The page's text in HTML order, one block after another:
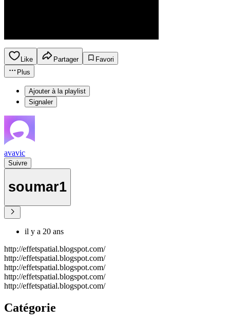
Like Partager
Favori
Plus
Ajouter à la playlist
Signaler
avavic
Suivre
soumar1
il y a 20 ans
http://effetspatial.blogspot.com/
http://effetspatial.blogspot.com/
http://effetspatial.blogspot.com/
http://effetspatial.blogspot.com/
http://effetspatial.blogspot.com/
Catégorie